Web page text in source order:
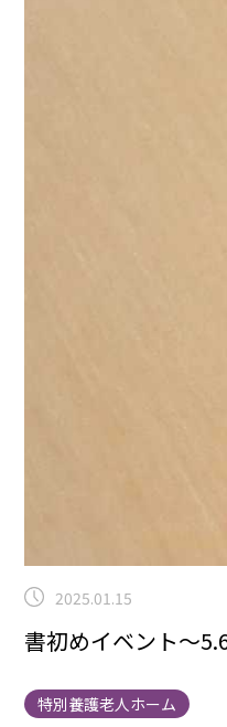
2025.01.15
書初めイベント～
特別養護老人ホーム